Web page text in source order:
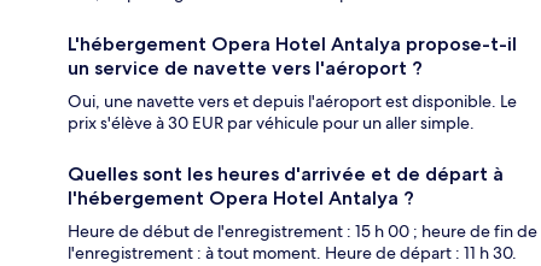
L'hébergement Opera Hotel Antalya propose-t-il
un service de navette vers l'aéroport ?
Oui, une navette vers et depuis l'aéroport est disponible. Le
prix s'élève à 30 EUR par véhicule pour un aller simple.
Quelles sont les heures d'arrivée et de départ à
l'hébergement Opera Hotel Antalya ?
Heure de début de l'enregistrement : 15 h 00 ; heure de fin de
l'enregistrement : à tout moment. Heure de départ : 11 h 30.